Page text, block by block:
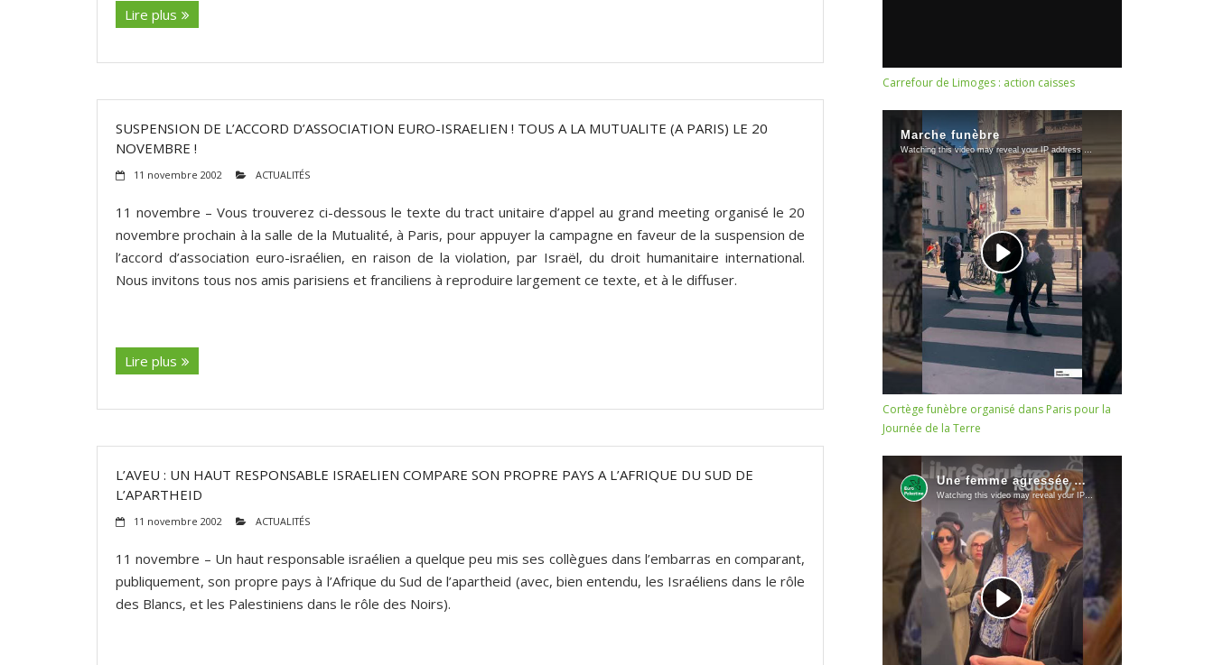
Lire plus
SUSPENSION DE L’ACCORD D’ASSOCIATION EURO-ISRAELIEN ! TOUS A LA MUTUALITE (A PARIS) LE 20
NOVEMBRE !
11 novembre 2002 ACTUALITÉS
11 novembre – Vous trouverez ci-dessous le texte du tract unitaire d’appel au grand meeting organisé le 20
novembre prochain à la salle de la Mutualité, à Paris, pour appuyer la campagne en faveur de la suspension de
l’accord d’association euro-israélien, en raison de la violation, par Israël, du droit humanitaire international.
Nous invitons tous nos amis parisiens et franciliens à reproduire largement ce texte, et à le diffuser.
Lire plus
L’AVEU : UN HAUT RESPONSABLE ISRAELIEN COMPARE SON PROPRE PAYS A L’AFRIQUE DU SUD DE
L’APARTHEID
11 novembre 2002 ACTUALITÉS
11 novembre – Un haut responsable israélien a quelque peu mis ses collègues dans l’embarras en comparant,
publiquement, son propre pays à l’Afrique du Sud de l’apartheid (avec, bien entendu, les Israéliens dans le rôle
des Blancs, et les Palestiniens dans le rôle des Noirs).
Carrefour de Limoges : action caisses
Cortège funèbre organisé dans Paris pour la
Journée de la Terre